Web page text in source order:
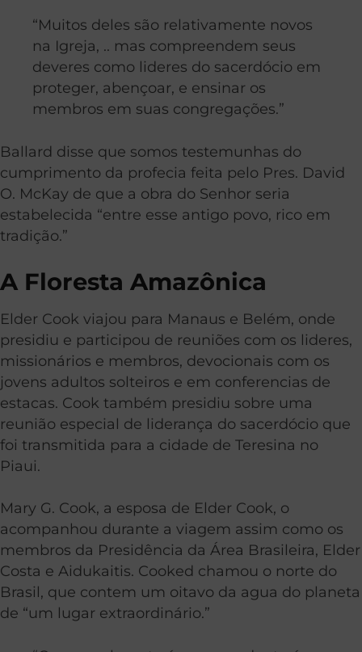
“Muitos deles são relativamente novos
na Igreja, .. mas compreendem seus
deveres como lideres do sacerdócio em
proteger, abençoar, e ensinar os
membros em suas congregações.”
Ballard disse que somos testemunhas do
cumprimento da profecia feita pelo Pres. David
O. McKay de que a obra do Senhor seria
estabelecida “entre esse antigo povo, rico em
tradição.”
A Floresta Amazônica
Elder Cook viajou para Manaus e Belém, onde
presidiu e participou de reuniões com os lideres,
missionários e membros, devocionais com os
jovens adultos solteiros e em conferencias de
estacas. Cook também presidiu sobre uma
reunião especial de liderança do sacerdócio que
foi transmitida para a cidade de Teresina no
Piaui.
Mary G. Cook, a esposa de Elder Cook, o
acompanhou durante a viagem assim como os
membros da Presidência da Área Brasileira, Elder
Costa e Aidukaitis. Cooked chamou o norte do
Brasil, que contem um oitavo da agua do planeta
de “um lugar extraordinário.”